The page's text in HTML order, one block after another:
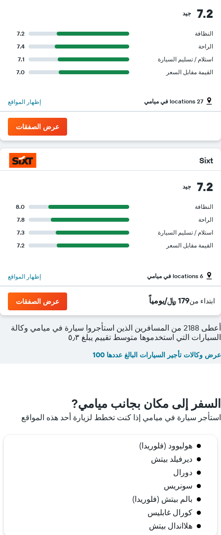
7.2 جيد
النظافة
7.2
الراحة
7.4
استلام / تسليم السيارة
7.1
القيمة مقابل السعر
7.0
27 locations في ميامي إظهار المواقع
عرض الصفقات
Sixt
7.2 جيد
النظافة
8.0
الراحة
7.8
استلام / تسليم السيارة
7.3
القيمة مقابل السعر
7.2
6 locations في ميامي إظهار المواقع
ابتداء من179 ﷼/يومياً عرض الصفقات
أعطى 2188 من المسافرين الذين استأجروا سيارة في ميامي وكالة
السيارات التي استخدموها متوسط تقييم يبلغ ٥٫٣
عرض وكالات تأجير السيارات البالغ عددها 100
السفر إلى مكان بجانب ميامي?
استأجر سيارة في ميامي إذا كنت تخطط لزيارة أحد هذه المواقع
هوليوود (فلوريدا)
ديرفيلد بيتش
دورال
سونريس
بالم بيتش (فلوريدا)
كورال غابليس
هلااندال بيتش